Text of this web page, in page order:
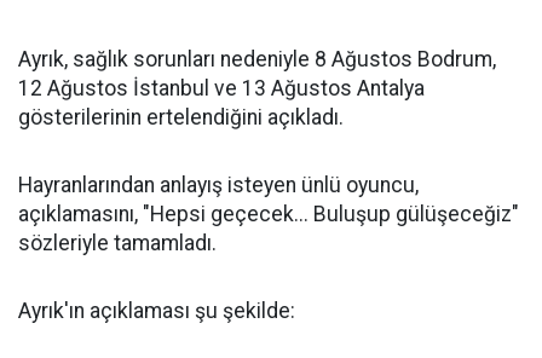
Ayrık, sağlık sorunları nedeniyle 8 Ağustos Bodrum,
12 Ağustos İstanbul ve 13 Ağustos Antalya
gösterilerinin ertelendiğini açıkladı.
Hayranlarından anlayış isteyen ünlü oyuncu,
açıklamasını, "Hepsi geçecek... Buluşup gülüşeceğiz"
sözleriyle tamamladı.
Ayrık'ın açıklaması şu şekilde: